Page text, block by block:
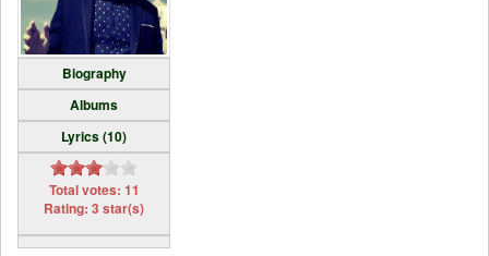
Biography
Albums
Lyrics (10)
Total votes: 11
Rating: 3 star(s)